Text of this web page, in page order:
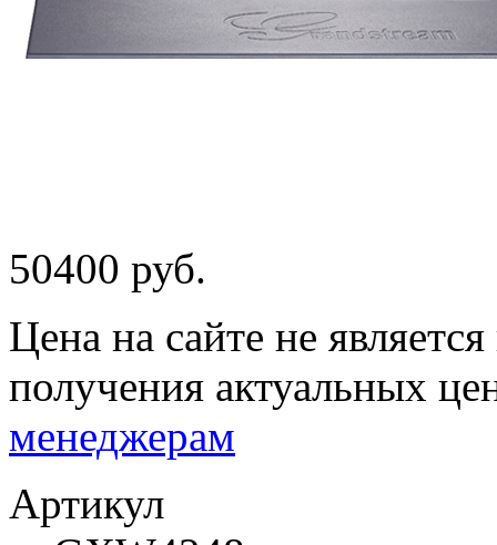
50400 руб.
Цена на сайте не
получения актуальных
менеджерам
Артикул